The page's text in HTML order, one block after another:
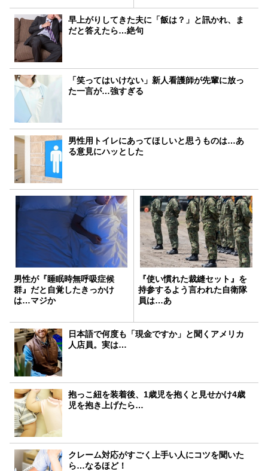
早上がりしてきた夫に「飯は？」と訊かれ、ま
だと答えたら…絶句
「笑ってはいけない」新人看護師が先輩に放っ
た一言が…強すぎる
男性用トイレにあってほしいと思うものは…あ
る意見にハッとした
男性が『睡眠時無呼吸症候
群』だと自覚したきっかけ
は…マジか
『使い慣れた裁縫セット』を
持参するよう言われた自衛隊
員は…あ
日本語で何度も「現金ですか」と聞くアメリカ
人店員。実は…
抱っこ紐を装着後、1歳児を抱くと見せかけ4歳
児を抱き上げたら…
クレーム対応がすごく上手い人にコツを聞いた
ら…なるほど！